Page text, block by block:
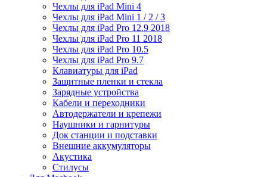
Чехлы для iPad Mini 4
Чехлы для iPad Mini 1 / 2 / 3
Чехлы для iPad Pro 12.9 2018
Чехлы для iPad Pro 11 2018
Чехлы для iPad Pro 10.5
Чехлы для iPad Pro 9.7
Клавиатуры для iPad
Защитные пленки и стекла
Зарядные устройства
Кабели и переходники
Автодержатели и крепежи
Наушники и гарнитуры
Док станции и подставки
Внешние аккумуляторы
Акустика
Стилусы